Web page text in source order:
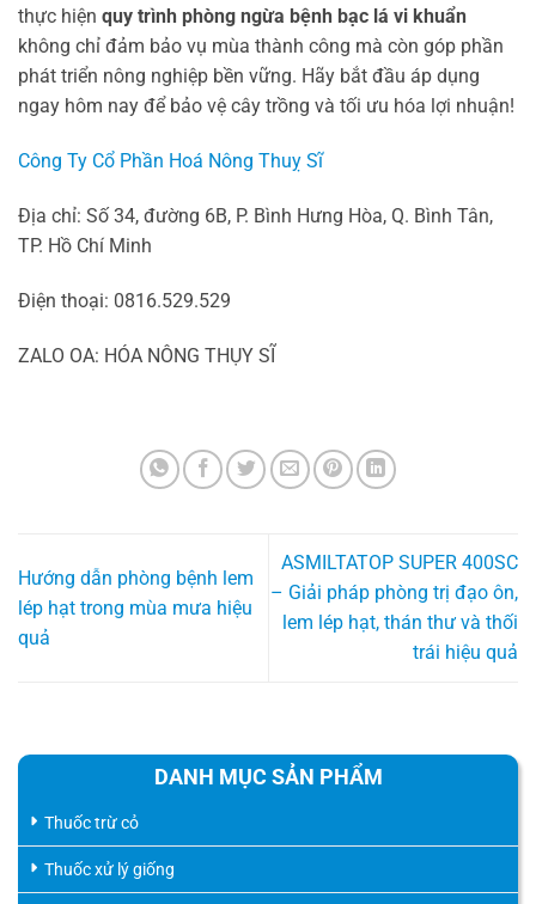
thực hiện quy trình phòng ngừa bệnh bạc lá vi khuẩn
không chỉ đảm bảo vụ mùa thành công mà còn góp phần
phát triển nông nghiệp bền vững. Hãy bắt đầu áp dụng
ngay hôm nay để bảo vệ cây trồng và tối ưu hóa lợi nhuận!
Công Ty Cổ Phần Hoá Nông Thuỵ Sĩ
Địa chỉ: Số 34, đường 6B, P. Bình Hưng Hòa, Q. Bình Tân,
TP. Hồ Chí Minh
Điện thoại: 0816.529.529
ZALO OA: HÓA NÔNG THỤY SĨ
Hướng dẫn phòng bệnh lem
lép hạt trong mùa mưa hiệu
quả
ASMILTATOP SUPER 400SC
– Giải pháp phòng trị đạo ôn,
lem lép hạt, thán thư và thối
trái hiệu quả
DANH MỤC SẢN PHẨM
Thuốc trừ cỏ
Thuốc xử lý giống